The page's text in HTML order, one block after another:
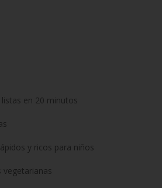
listas en 20 minutos
y ricos para niños
vegetarianas